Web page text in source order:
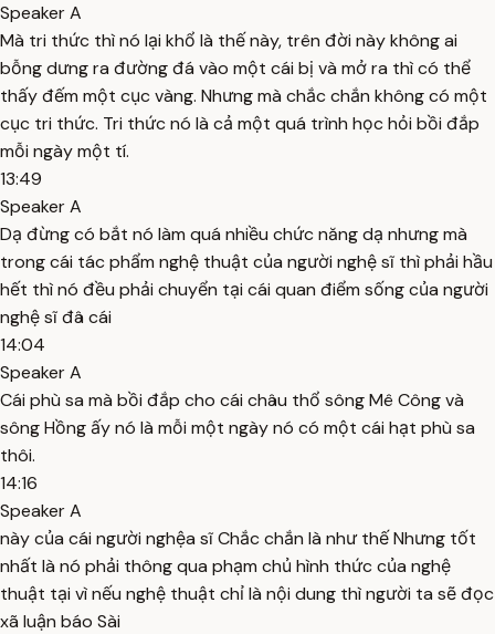
Speaker A
Mà tri thức thì nó lại khổ là thế này, trên đời này không ai
bỗng dưng ra đường đá vào một cái bị và mở ra thì có thể
thấy đếm một cục vàng. Nhưng mà chắc chắn không có một
cục tri thức. Tri thức nó là cả một quá trình học hỏi bồi đắp
mỗi ngày một tí.
13:49
Speaker A
Dạ đừng có bắt nó làm quá nhiều chức năng dạ nhưng mà
trong cái tác phẩm nghệ thuật của người nghệ sĩ thì phải hầu
hết thì nó đều phải chuyển tại cái quan điểm sống của người
nghệ sĩ đâ cái
14:04
Speaker A
Cái phù sa mà bồi đắp cho cái châu thổ sông Mê Công và
sông Hồng ấy nó là mỗi một ngày nó có một cái hạt phù sa
thôi.
14:16
Speaker A
này của cái người nghệa sĩ Chắc chắn là như thế Nhưng tốt
nhất là nó phải thông qua phạm chủ hình thức của nghệ
thuật tại vì nếu nghệ thuật chỉ là nội dung thì người ta sẽ đọc
xã luận báo Sài